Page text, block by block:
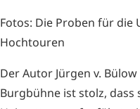
Fotos: Die Proben für
Hochtouren
Der Autor Jürgen v.
Burgbühne ist stolz,